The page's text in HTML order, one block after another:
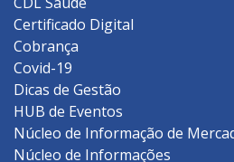
Certificado Digital
Cobrança
Covid-19
Dicas de Gestão
HUB de Eventos
Núcleo de Informação de
Núcleo de Informações